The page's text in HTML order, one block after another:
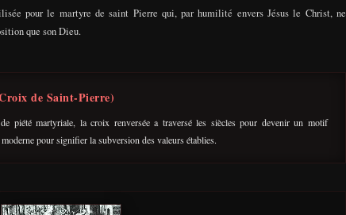
pour le martyre de saint Pierre qui, par humilité envers Jésus le Christ, ne
que son Dieu.
de Saint-Pierre)
piété martyriale, la croix renversée a traversé les siècles pour devenir un motif
pour signifier la subversion des valeurs établies.